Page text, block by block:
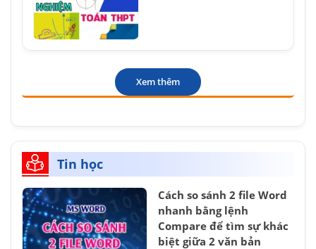
Xem thêm
Tin học
Cách so sánh 2 file Word
nhanh bằng lệnh
Compare để tìm sự khác
biệt giữa 2 văn bản